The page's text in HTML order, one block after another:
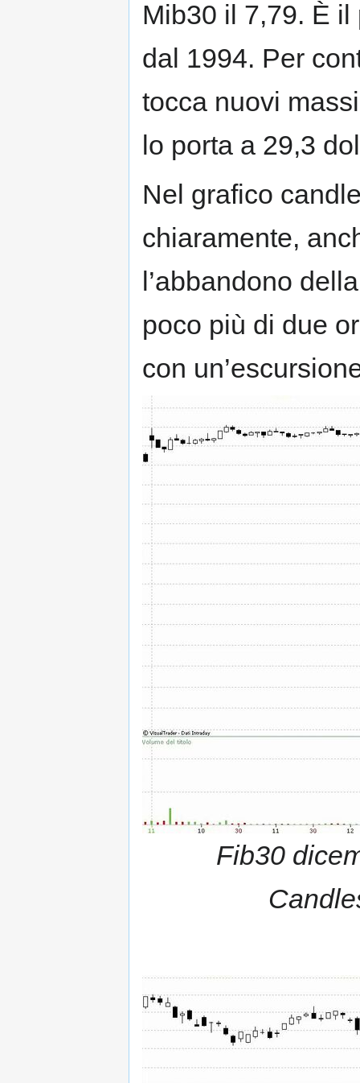
Mib30 il 7,79. È
dal 1994. Per
tocca nuovi
lo porta a 29,3
Nel grafico
chiaramente,
l’abbandono
poco più di due
con
Fib30